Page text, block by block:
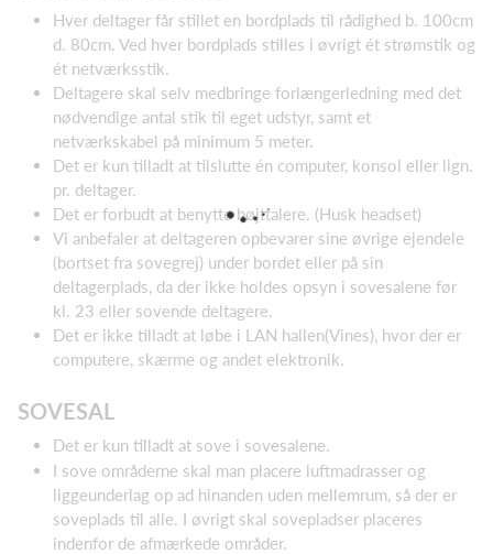
Hver deltager får stillet en bordplads til rådighed b. 100cm
d. 80cm. Ved hver bordplads stilles i øvrigt ét strømstik og
ét netværksstik.
Deltagere skal selv medbringe forlængerledning med det
nødvendige antal stik til eget udstyr, samt et
netværkskabel på minimum 5 meter.
Det er kun tilladt at tilslutte én computer, konsol eller lign.
pr. deltager.
Det er forbudt at benytte højttalere. (Husk headset)
Vi anbefaler at deltageren opbevarer sine øvrige ejendele
(bortset fra sovegrej) under bordet eller på sin
deltagerplads, da der ikke holdes opsyn i sovesalene før
kl. 23 eller sovende deltagere.
Det er ikke tilladt at løbe i LAN hallen(Vines), hvor der er
computere, skærme og andet elektronik.
SOVESAL
Det er kun tilladt at sove i sovesalene.
I sove områderne skal man placere luftmadrasser og
liggeunderlag op ad hinanden uden mellemrum, så der er
soveplads til alle. I øvrigt skal sovepladser placeres
indenfor de afmærkede områder.